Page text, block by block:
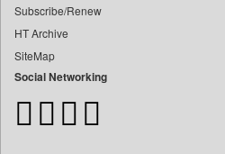
Bang Showbiz
Bang Tech
Bangladesh Business News
Subscribe/Renew
HT Archive
SiteMap
Social Networking